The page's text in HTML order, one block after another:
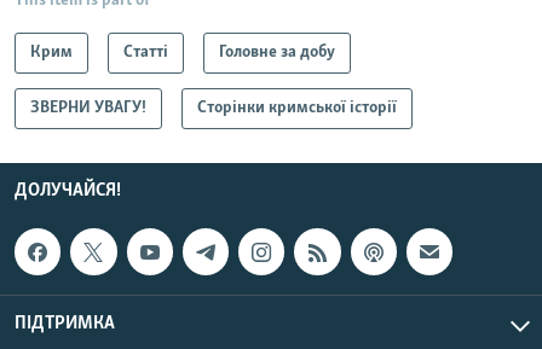
Крим Статті Головне за добу
ЗВЕРНИ УВАГУ! Сторінки кримської історії
ДОЛУЧАЙСЯ!
ПІДТРИМКА